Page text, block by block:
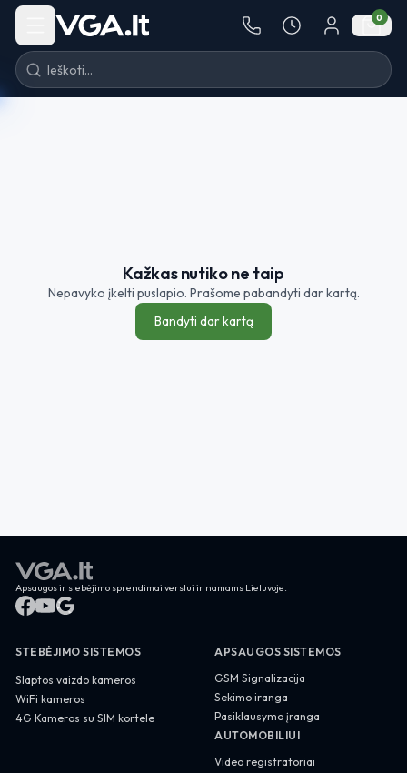
Pereiti į turinį
0
Kažkas nutiko ne taip
Nepavyko įkelti puslapio. Prašome pabandyti dar kartą.
Bandyti dar kartą
Apsaugos ir stebėjimo sprendimai verslui ir namams Lietuvoje.
STEBĖJIMO SISTEMOS
Slaptos vaizdo kameros
WiFi kameros
4G Kameros su SIM kortele
APSAUGOS SISTEMOS
GSM Signalizacija
Sekimo iranga
Pasiklausymo įranga
AUTOMOBILIUI
Video registratoriai